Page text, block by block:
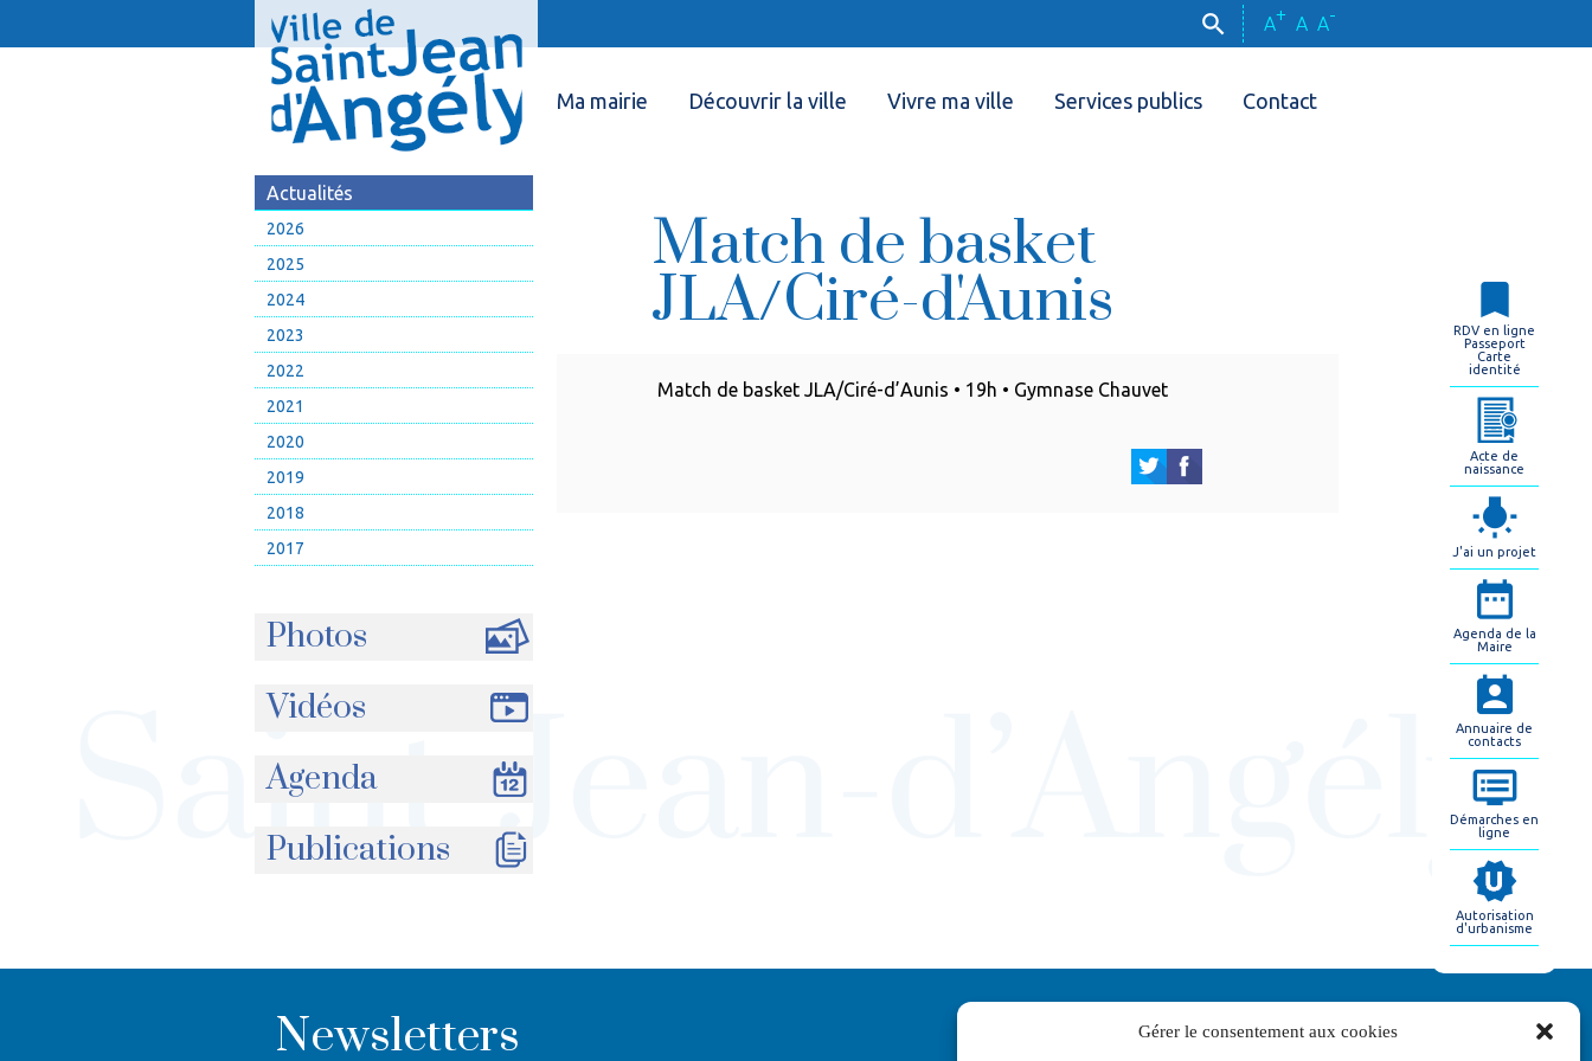
Gérer le consentement aux cookies
A+ A A-
Ma mairie Découvrir la ville Vivre ma ville Services publics Contact
Actualités
2026
2025
2024
2023
2022
2021
2020
2019
2018
2017
Photos
Vidéos
Agenda
Publications
Match de basket
JLA/Ciré-d'Aunis
Match de basket JLA/Ciré-d’Aunis • 19h • Gymnase Chauvet
Newsletters
RDV en ligne
Passeport
Carte
identité
Acte de
naissance
J'ai un projet
Agenda de la
Maire
Annuaire de
contacts
Démarches en
ligne
Autorisation
d'urbanisme